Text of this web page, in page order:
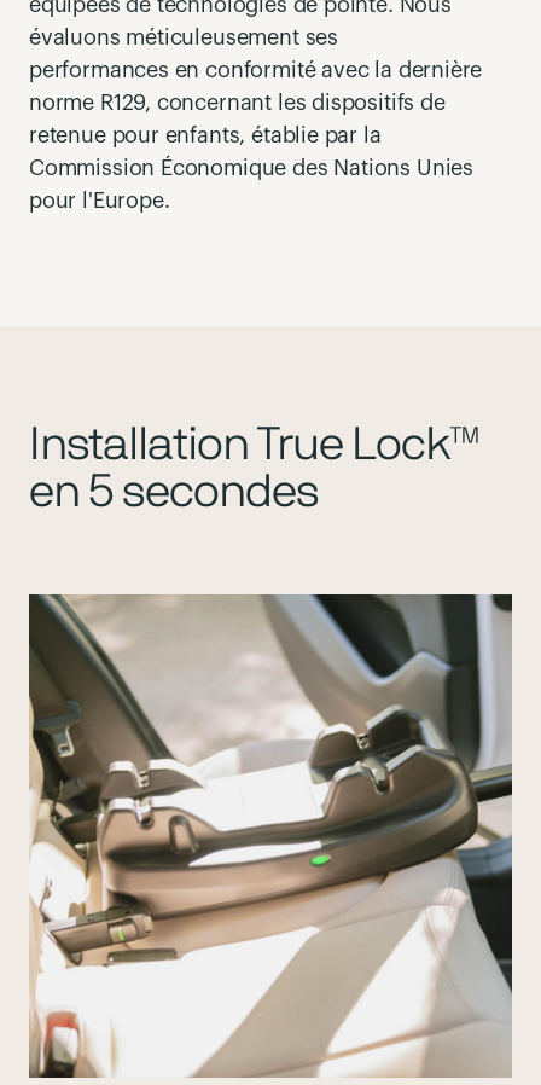
évaluons méticuleusement ses
performances en conformité avec la dernière
norme R129, concernant les dispositifs de
retenue pour enfants, établie par la
Commission Économique des Nations Unies
pour l'Europe.
Installation True Lock™
en 5 secondes